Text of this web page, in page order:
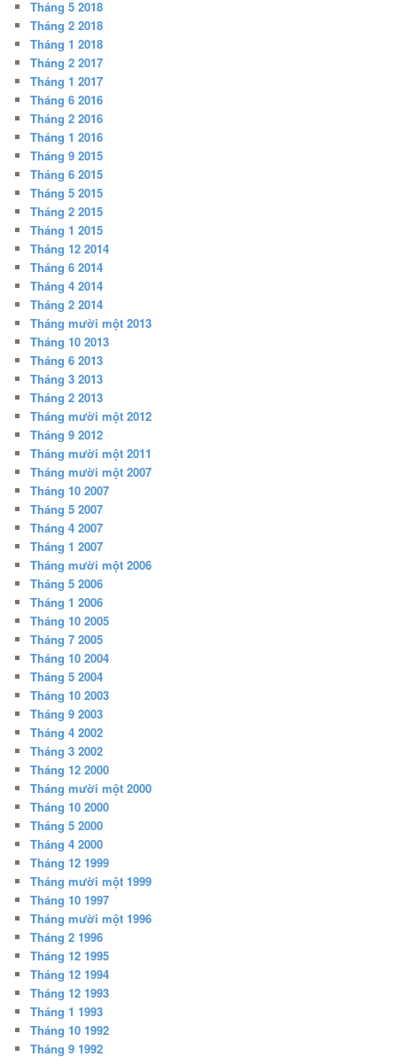
Tháng 5 2018
Tháng 2 2018
Tháng 1 2018
Tháng 2 2017
Tháng 1 2017
Tháng 6 2016
Tháng 2 2016
Tháng 1 2016
Tháng 9 2015
Tháng 6 2015
Tháng 5 2015
Tháng 2 2015
Tháng 1 2015
Tháng 12 2014
Tháng 6 2014
Tháng 4 2014
Tháng 2 2014
Tháng mười một 2013
Tháng 10 2013
Tháng 6 2013
Tháng 3 2013
Tháng 2 2013
Tháng mười một 2012
Tháng 9 2012
Tháng mười một 2011
Tháng mười một 2007
Tháng 10 2007
Tháng 5 2007
Tháng 4 2007
Tháng 1 2007
Tháng mười một 2006
Tháng 5 2006
Tháng 1 2006
Tháng 10 2005
Tháng 7 2005
Tháng 10 2004
Tháng 5 2004
Tháng 10 2003
Tháng 9 2003
Tháng 4 2002
Tháng 3 2002
Tháng 12 2000
Tháng mười một 2000
Tháng 10 2000
Tháng 5 2000
Tháng 4 2000
Tháng 12 1999
Tháng mười một 1999
Tháng 10 1997
Tháng mười một 1996
Tháng 2 1996
Tháng 12 1995
Tháng 12 1994
Tháng 12 1993
Tháng 1 1993
Tháng 10 1992
Tháng 9 1992